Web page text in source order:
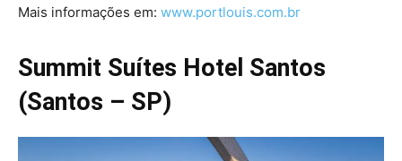
Mais informações em: www.portlouis.com.br
Summit Suítes Hotel Santos
(Santos – SP)